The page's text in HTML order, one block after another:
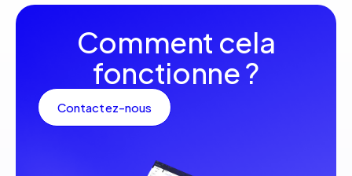
Comment cela
fonctionne ?
Contactez-nous